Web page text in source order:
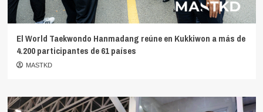
El World Taekwondo Hanmadang reúne en Kukkiwon a más de
4.200 participantes de 61 países
MASTKD